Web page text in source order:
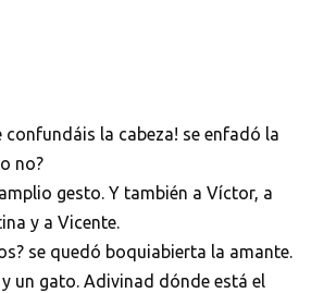
confundáis la cabeza! se enfadó la
no?
gesto. Y también a Víctor, a
y a Vicente.
se quedó boquiabierta la amante.
un gato. Adivinad dónde está el